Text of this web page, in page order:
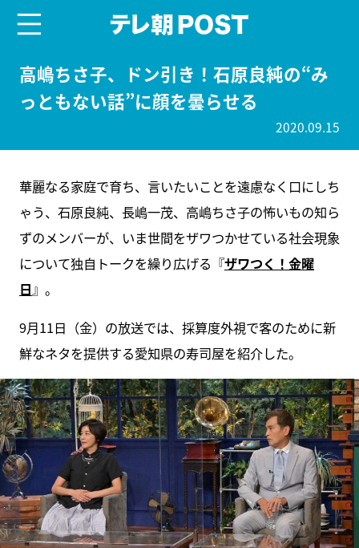
高嶋ちさ子、ドン引き！石原良純の“み
っともない話”に顔を曇らせる
2020.09.15
華麗なる家庭で育ち、言いたいことを遠慮なく口にしち
ゃう、石原良純、長嶋一茂、高嶋ちさ子の怖いもの知ら
ずのメンバーが、いま世間をザワつかせている社会現象
について独自トークを繰り広げる『ザワつく！金曜
日 』。
9月11日（金）の放送では、採算度外視で客のために新
鮮なネタを提供する愛知県の寿司屋を紹介した。